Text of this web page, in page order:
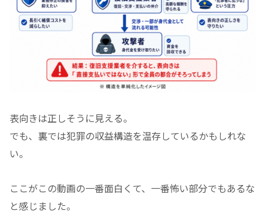
表向きは正しそうに見える。
でも、裏では犯罪の収益構造を温存しているかもしれな
い。
ここがこの動画の一番面白くて、一番怖い部分でもあるな
と感じました。